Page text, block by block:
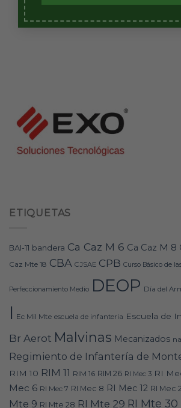
ETIQUETAS
BAI-11 bandera Ca Caz M 6 Ca Caz M 8
Caz Mte 18 CBA CJSAE CPB Curso Básico de
Perfeccionamiento Medio DEOP Día del
I Ec Mil Mte escuela de infanteria Escuela de
Br Aerot Malvinas Mecanizados
Regimiento de Infantería de
RIM 10 RIM 11 RIM 16 RIM 26 RI Mec 3 RI
Mec 6 RI Mec 7 RI Mec 8 RI Mec 12 RI Mec
Mte 9 RI Mte 28 RI Mte 29 RI Mte 30